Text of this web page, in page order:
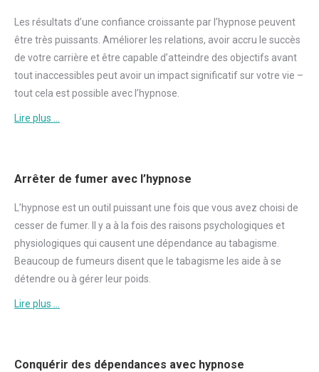
Les résultats d’une confiance croissante par l’hypnose peuvent
être très puissants. Améliorer les relations, avoir accru le succès
de votre carrière et être capable d’atteindre des objectifs avant
tout inaccessibles peut avoir un impact significatif sur votre vie –
tout cela est possible avec l’hypnose.
Lire plus …
Arrêter de fumer avec l’hypnose
L’hypnose est un outil puissant une fois que vous avez choisi de
cesser de fumer. Il y a à la fois des raisons psychologiques et
physiologiques qui causent une dépendance au tabagisme.
Beaucoup de fumeurs disent que le tabagisme les aide à se
détendre ou à gérer leur poids.
Lire plus …
Conquérir des dépendances avec hypnose